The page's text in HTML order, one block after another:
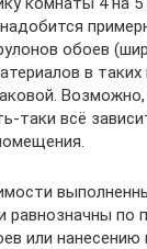
обоев
в таких
таки всё
равнозначны по
или нанесению